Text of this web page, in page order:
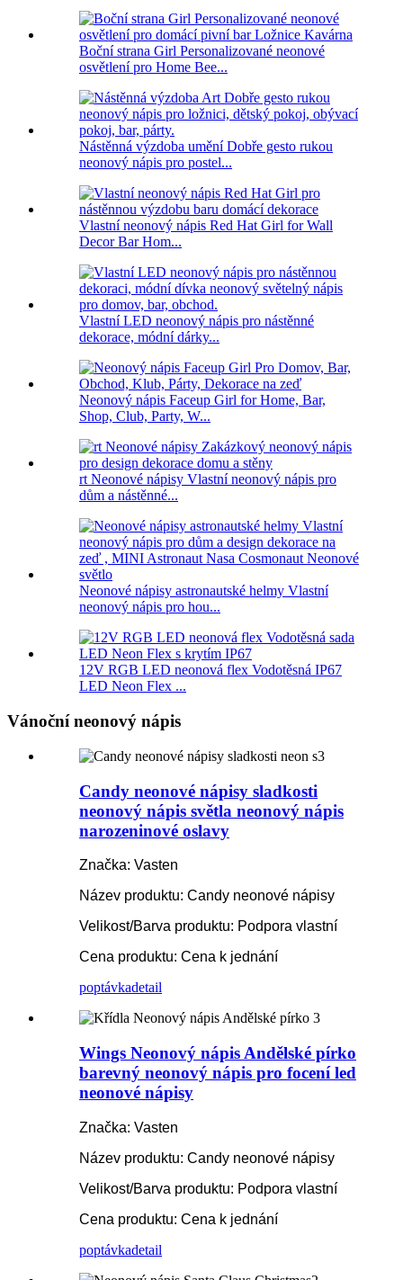
Boční strana Girl Personalizované neonové
osvětlení pro Home Bee...
Nástěnná výzdoba umění Dobře gesto rukou
neonový nápis pro postel...
Vlastní neonový nápis Red Hat Girl for Wall
Decor Bar Hom...
Vlastní LED neonový nápis pro nástěnné
dekorace, módní dárky...
Neonový nápis Faceup Girl for Home, Bar,
Shop, Club, Party, W...
rt Neonové nápisy Vlastní neonový nápis pro
dům a nástěnné...
Neonové nápisy astronautské helmy Vlastní
neonový nápis pro hou...
12V RGB LED neonová flex Vodotěsná IP67
LED Neon Flex ...
Vánoční neonový nápis
Candy neonové nápisy sladkosti
neonový nápis světla neonový nápis
narozeninové oslavy
Značka: Vasten
Název produktu: Candy neonové nápisy
Velikost/Barva produktu: Podpora vlastní
Cena produktu: Cena k jednání
poptávkadetail
Wings Neonový nápis Andělské pírko
barevný neonový nápis pro focení led
neonové nápisy
Značka: Vasten
Název produktu: Candy neonové nápisy
Velikost/Barva produktu: Podpora vlastní
Cena produktu: Cena k jednání
poptávkadetail